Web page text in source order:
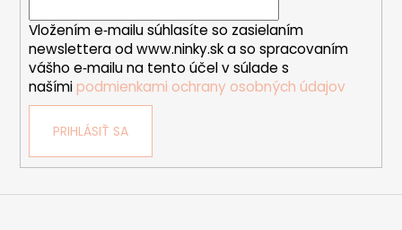
Vložením e‑mailu súhlasíte so zasielaním
newslettera od www.ninky.sk a so spracovaním
vášho e‑mailu na tento účel v súlade s
našími podmienkami ochrany osobných údajov
PRIHLÁSIŤ SA